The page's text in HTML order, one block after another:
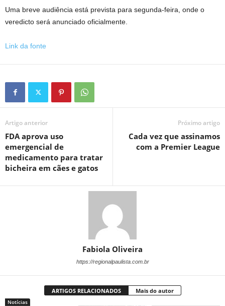
Uma breve audiência está prevista para segunda-feira, onde o
veredicto será anunciado oficialmente.
Link da fonte
Artigo anterior
FDA aprova uso
emergencial de
medicamento para tratar
bicheira em cães e gatos
Próximo artigo
Cada vez que assinamos
com a Premier League
Fabiola Oliveira
https://regionalpaulista.com.br
ARTIGOS RELACIONADOS Mais do autor
Notícias